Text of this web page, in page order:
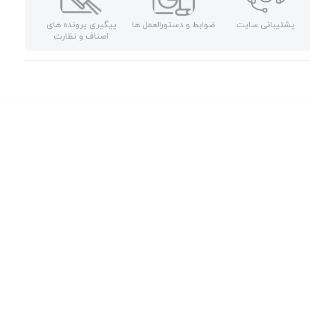
پشتیبانی سایت ضوابط و دستورالعمل ها
پیگیری پرونده های
اصناف و نظارت